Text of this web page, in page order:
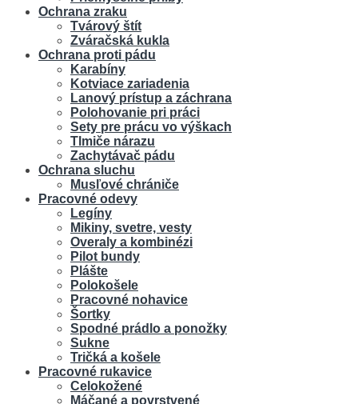
Ochrana zraku
Tvárový štít
Zváračská kukla
Ochrana proti pádu
Karabíny
Kotviace zariadenia
Lanový prístup a záchrana
Polohovanie pri práci
Sety pre prácu vo výškach
Tlmiče nárazu
Zachytávač pádu
Ochrana sluchu
Musľové chrániče
Pracovné odevy
Legíny
Mikiny, svetre, vesty
Overaly a kombinézi
Pilot bundy
Plášte
Polokošele
Pracovné nohavice
Šortky
Spodné prádlo a ponožky
Sukne
Tričká a košele
Pracovné rukavice
Celokožené
Máčané a povrstvené